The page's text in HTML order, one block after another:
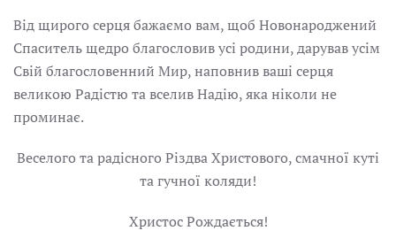
Від щирого серця бажаємо вам, щоб Новонароджений
Спаситель щедро благословив усі родини, дарував усім
Свій благословенний Мир, наповнив ваші серця
великою Радістю та вселив Надію, яка ніколи не
проминає.
Веселого та радісного Різдва Христового, смачної куті
та гучної коляди!
Христос Рождається!